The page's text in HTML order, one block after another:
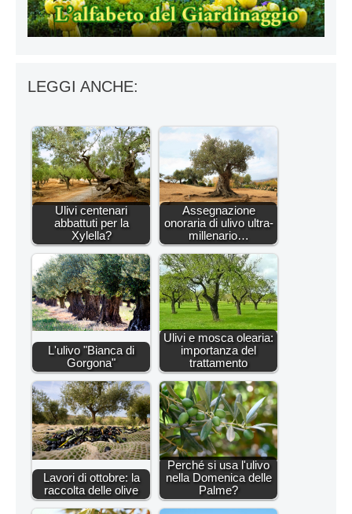
LEGGI ANCHE:
Ulivi centenari
abbattuti per la
Xylella?
Assegnazione
onoraria di ulivo ultra-
millenario…
L'ulivo "Bianca di
Gorgona"
Ulivi e mosca olearia:
importanza del
trattamento
Lavori di ottobre: la
raccolta delle olive
Perché si usa l'ulivo
nella Domenica delle
Palme?